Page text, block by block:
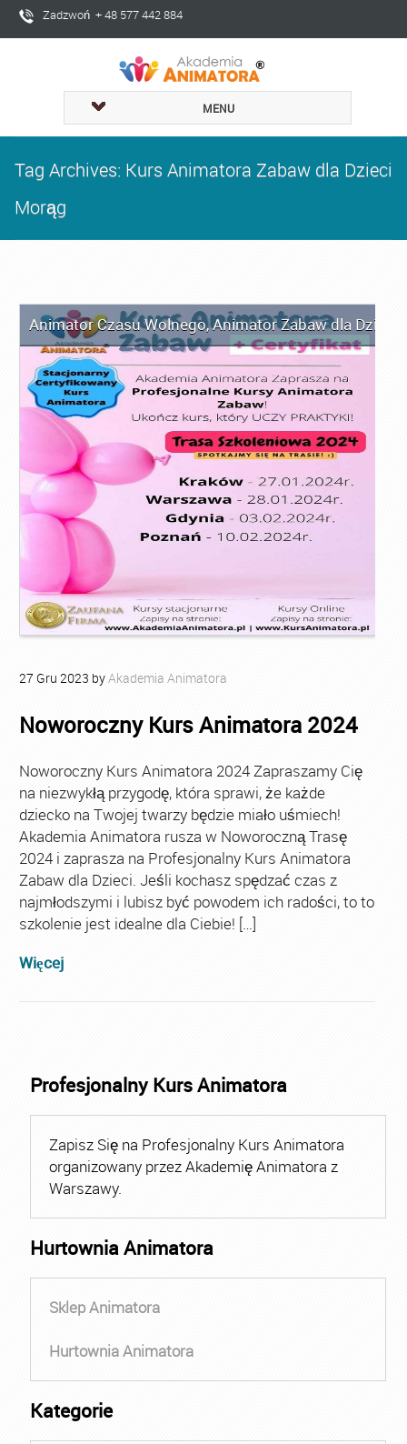
Zadzwoń + 48 577 442 884
MENU
Tag Archives: Kurs Animatora Zabaw dla Dzieci
Morąg
Animator Czasu Wolnego,Animator Zabaw dla Dzieci
27 Gru 2023 byAkademia Animatora
Noworoczny Kurs Animatora 2024
Noworoczny Kurs Animatora 2024 Zapraszamy Cię
na niezwykłą przygodę, która sprawi, że każde
dziecko na Twojej twarzy będzie miało uśmiech!
Akademia Animatora rusza w Noworoczną Trasę
2024 i zaprasza na Profesjonalny Kurs Animatora
Zabaw dla Dzieci. Jeśli kochasz spędzać czas z
najmłodszymi i lubisz być powodem ich radości, to to
szkolenie jest idealne dla Ciebie! […]
Więcej
Profesjonalny Kurs Animatora
Zapisz Się na Profesjonalny Kurs Animatora
organizowany przez Akademię Animatora z
Warszawy.
Hurtownia Animatora
Sklep Animatora
Hurtownia Animatora
Kategorie